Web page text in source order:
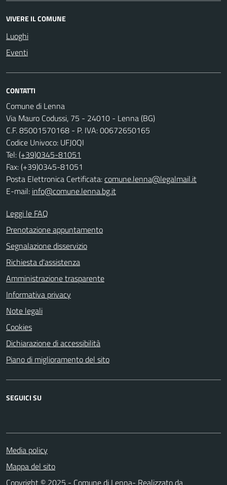
VIVERE IL COMUNE
Luoghi
Eventi
CONTATTI
Comune di Lenna
Via Mauro Codussi, 75 - 24010 - Lenna (BG)
C.F. 85001570168 - P. IVA: 00672650165
Codice Univoco: UFJ0QI
Tel:(+39)0345-81051
Fax: (+39)0345-81051
Posta Elettronica Certificata:comune.lenna@legalmail.it
E-mail: info@comune.lenna.bg.it
Leggi le FAQ
Prenotazione appuntamento
Segnalazione disservizio
Richiesta d'assistenza
Amministrazione trasparente
Informativa privacy
Note legali
Cookies
Dichiarazione di accessibilità
Piano di miglioramento del sito
SEGUICI SU
Media policy
Mappa del sito
Copyright © 2025 - Comune di Lenna- Realizzato da